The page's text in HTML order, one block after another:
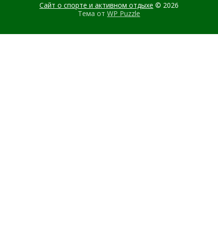
Сайт о спорте и активном отдыхе © 2026
Тема от WP Puzzle